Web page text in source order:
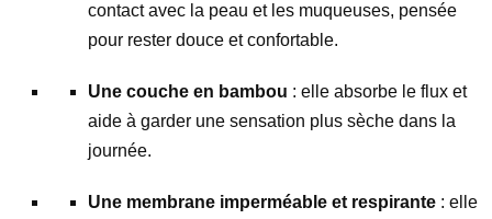
contact avec la peau et les muqueuses, pensée
pour rester douce et confortable.
Une couche en bambou : elle absorbe le flux et
aide à garder une sensation plus sèche dans la
journée.
Une membrane imperméable et respirante : elle